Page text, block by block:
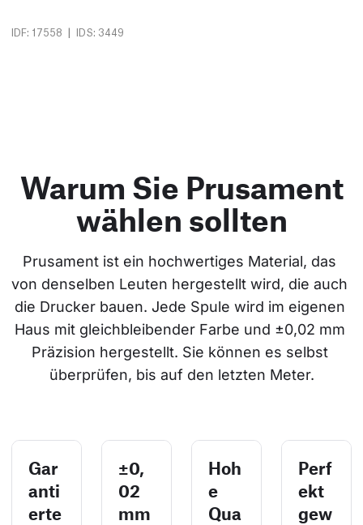
IDF: 17558 | IDS: 3449
Warum Sie Prusament
wählen sollten
Prusament ist ein hochwertiges Material, das
von denselben Leuten hergestellt wird, die auch
die Drucker bauen. Jede Spule wird im eigenen
Haus mit gleichbleibender Farbe und ±0,02 mm
Präzision hergestellt. Sie können es selbst
überprüfen, bis auf den letzten Meter.
Gar
anti
erte
±0,
02
mm
Hoh
e
Qua
Perf
ekt
gew